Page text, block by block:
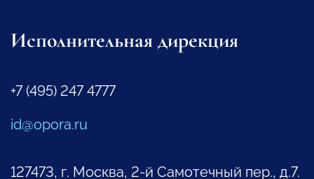
Исполнительная дирекция
+7 (495) 247 4777
id@opora.ru
127473, г. Москва, 2-й Самотечный пер., д.7.